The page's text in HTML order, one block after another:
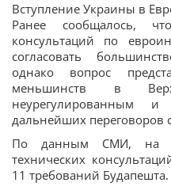
Вступление Украины в
Ранее сообщалось,
консультаций по
согласовать
однако вопрос
меньшинств в
неурегулированным
дальнейших переговоров
По данным СМИ, на
технических
11 требований Будапешта.